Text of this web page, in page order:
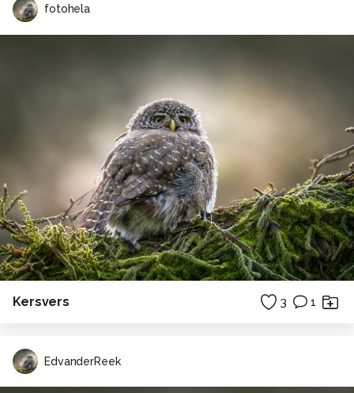
fotohela
Kersvers 3 1
EdvanderReek